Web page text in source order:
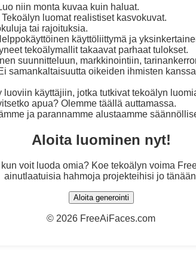
niin monta kuvaa kuin haluat.
Tekoälyn luomat realistiset kasvokuvat.
tai rajoituksia.
käyttöliittymä ja
tekoälymallit takaavat parhaat tulokset.
suunnitteluun, markkinointiin,
samankaltaisuutta oikeiden ihmisten
luoviin käyttäjiin, jotka tutkivat tekoälyn
apua? Olemme täällä auttamassa.
ja parannamme alustaamme
Aloita luominen nyt!
voit luoda omia? Koe tekoälyn voima
ainutlaatuisia hahmoja projekteihisi jo
Aloita generointi
© 2026 FreeAiFaces.com